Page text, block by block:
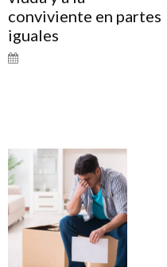
conviviente en partes
iguales